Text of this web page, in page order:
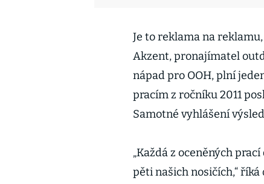
Je to reklama na
Akzent, pronajímatel
nápad pro OOH, plní
pracím z ročníku 2011
Samotné vyhlášení
„Každá z oceněných
pěti našich nosičích,“